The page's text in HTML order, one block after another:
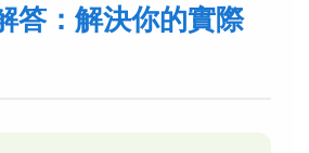
答：解決你的實際